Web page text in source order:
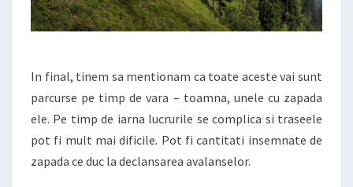
In final, tinem sa mentionam ca toate aceste vai sunt
parcurse pe timp de vara – toamna, unele cu zapada
ele. Pe timp de iarna lucrurile se complica si traseele
pot fi mult mai dificile. Pot fi cantitati insemnate de
zapada ce duc la declansarea avalanselor.